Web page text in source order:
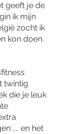
geeft je de
ik mijn
zocht ik
kon doen.
twintig
die je leuk
.... en het